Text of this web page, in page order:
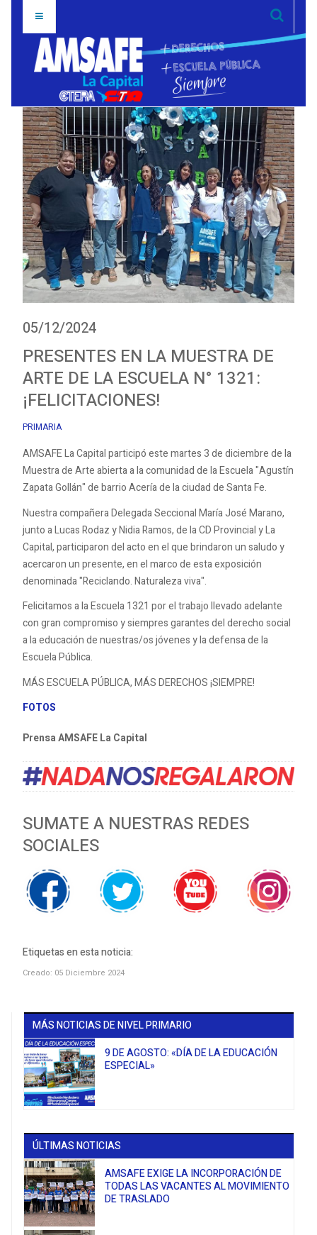
05/12/2024
PRESENTES EN LA MUESTRA DE
ARTE DE LA ESCUELA N° 1321:
¡FELICITACIONES!
PRIMARIA
AMSAFE La Capital participó este martes 3 de diciembre de la
Muestra de Arte abierta a la comunidad de la Escuela "Agustín
Zapata Gollán" de barrio Acería de la ciudad de Santa Fe.
Nuestra compañera Delegada Seccional María José Marano,
junto a Lucas Rodaz y Nidia Ramos, de la CD Provincial y La
Capital, participaron del acto en el que brindaron un saludo y
acercaron un presente, en el marco de esta exposición
denominada "Reciclando. Naturaleza viva".
Felicitamos a la Escuela 1321 por el trabajo llevado adelante
con gran compromiso y siempres garantes del derecho social
a la educación de nuestras/os jóvenes y la defensa de la
Escuela Pública.
MÁS ESCUELA PÚBLICA, MÁS DERECHOS ¡SIEMPRE!
FOTOS
Prensa AMSAFE La Capital
SUMATE A NUESTRAS REDES
SOCIALES
Etiquetas en esta noticia:
Creado: 05 Diciembre 2024
MÁS NOTICIAS DE NIVEL PRIMARIO
9 DE AGOSTO: «DÍA DE LA EDUCACIÓN
ESPECIAL»
ÚLTIMAS NOTICIAS
AMSAFE EXIGE LA INCORPORACIÓN DE
TODAS LAS VACANTES AL MOVIMIENTO
DE TRASLADO